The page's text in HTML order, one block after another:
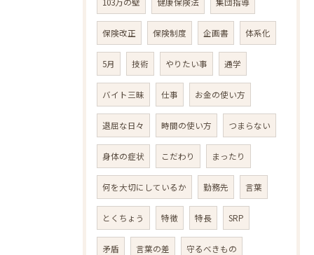
保険改正 保険制度 企画書 体系化
5月 技術 やりたい事 通学
バイト三昧 仕事 お金の使い方
退屈な日々 時間の使い方 つまらない
身体の症状 こだわり まったり
何を大切にしているか 勤務先 言葉
とくちょう 特徴 特長 SRP
矛盾 言葉の差 守るべきもの